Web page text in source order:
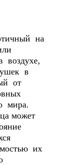
на
воздухе,
в
от
мира.
может
их